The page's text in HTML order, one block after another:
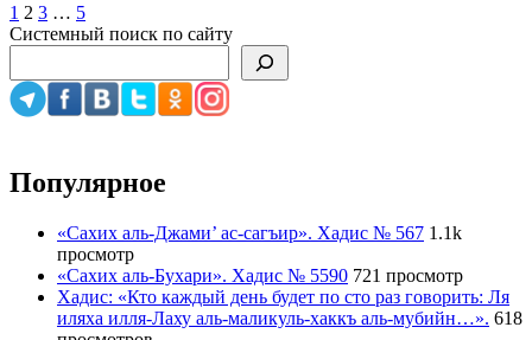
Пагинация
записей
Предыдущая
страница
Страница
1 Страница
2 Страница
3 … Страница
5Следующая
страница
Системный поиск по сайту
Популярное
«Сахих аль-Джами’ ас-сагъир». Хадис № 567 1.1k
просмотр
«Сахих аль-Бухари». Хадис № 5590 721 просмотр
Хадис: «Кто каждый день будет по сто раз говорить: Ля
иляха илля-Лаху аль-маликуль-хаккъ аль-мубийн…». 618